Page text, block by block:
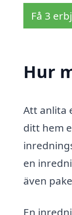
Få 3
Hur
Att anlita
ditt hem
en
även
En